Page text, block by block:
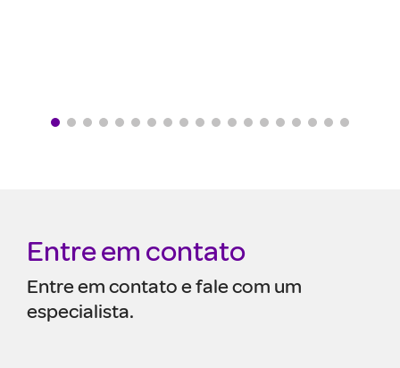
Entre em contato
Entre em contato e fale com um
especialista.